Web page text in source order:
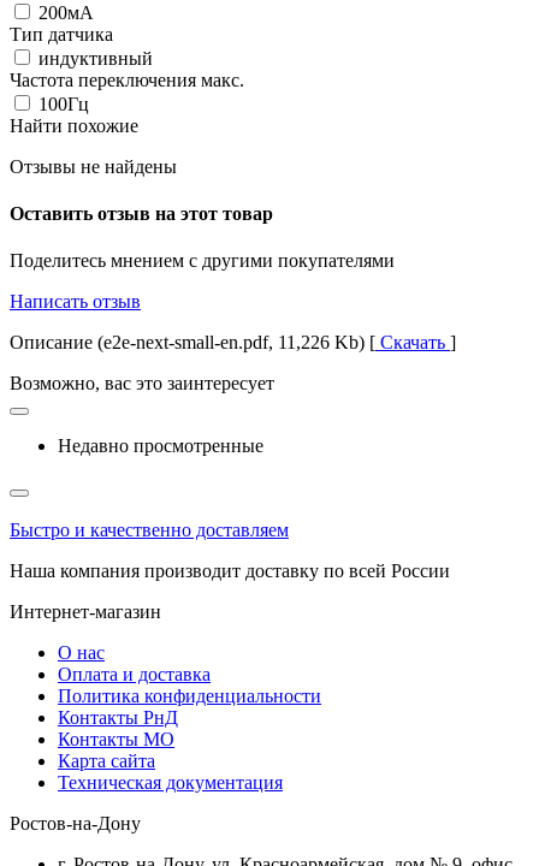
200мА
Тип датчика
индуктивный
Частота переключения макс.
100Гц
Найти похожие
Отзывы не найдены
Оставить отзыв на этот товар
Поделитесь мнением с другими покупателями
Написать отзыв
Описание (e2e-next-small-en.pdf, 11,226 Kb) [ Скачать ]
Возможно, вас это заинтересует
Недавно просмотренные
Быстро и качественно доставляем
Наша компания производит доставку по всей России
Интернет-магазин
О нас
Оплата и доставка
Политика конфиденциальности
Контакты РнД
Контакты МО
Карта сайта
Техническая документация
Ростов-на-Дону